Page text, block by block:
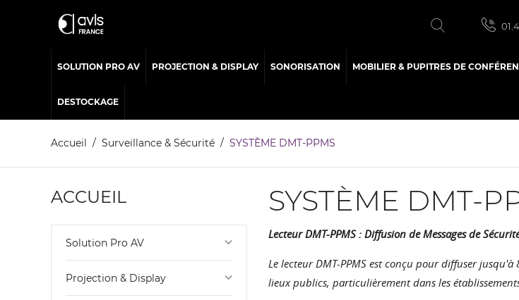
SOLUTION PRO AV PROJECTION & DISPLAY SONORISATION MOBILIER & PUPITRES DE
DESTOCKAGE
Accueil Surveillance & Sécurité SYSTÈME DMT-PPMS
ACCUEIL
Solution Pro AV keyboard_arrow_down
Projection & Display keyboard_arrow_down
SYSTÈME DMT-
Lecteur DMT-PPMS : Diffusion de Messages de
Le lecteur DMT-PPMS est conçu pour diffuser
lieux publics, particulièrement dans les